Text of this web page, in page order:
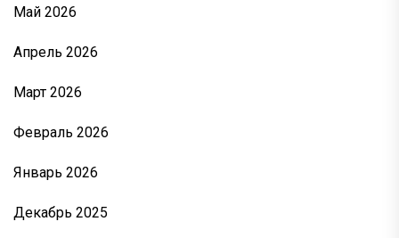
Май 2026
Апрель 2026
Март 2026
Февраль 2026
Январь 2026
Декабрь 2025